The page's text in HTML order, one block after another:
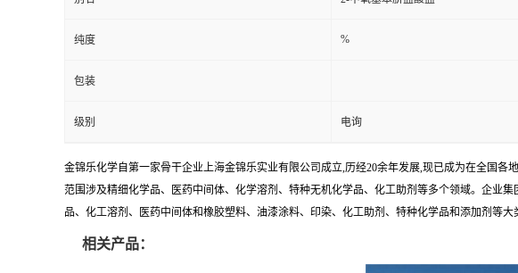
纯度 %
包装
级别 电询
金锦乐化学自第一家骨干企业上海金锦乐实业有限公司成立,历经20余年发展,现已成为在全国
范围涉及精细化学品、医药中间体、化学溶剂、特种无机化学品、化工助剂等多个领域。企业
品、化工溶剂、医药中间体和橡胶塑料、油漆涂料、印染、化工助剂、特种化学品和添加剂等
相关产品：